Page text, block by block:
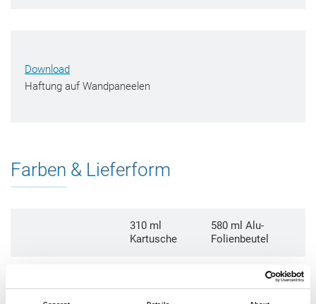
Download
Haftung auf Wandpaneelen
Farben & Lieferform
310 ml
Kartusche
580 ml Alu-
Folienbeutel
weiß
C01
S495-08-C01